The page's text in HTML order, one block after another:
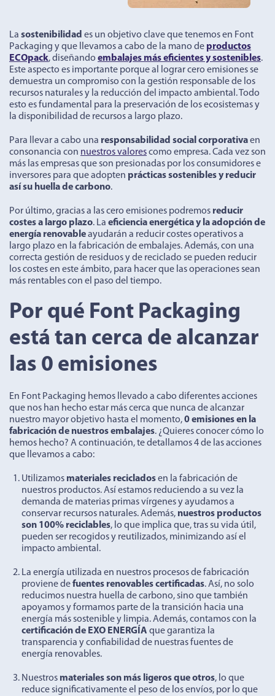
La sostenibilidad es un objetivo clave que tenemos en Font
Packaging y que llevamos a cabo de la mano de productos
ECOpack, diseñando embalajes más eficientes y sostenibles.
Este aspecto es importante porque al lograr cero emisiones se
demuestra un compromiso con la gestión responsable de los
recursos naturales y la reducción del impacto ambiental. Todo
esto es fundamental para la preservación de los ecosistemas y
la disponibilidad de recursos a largo plazo.
Para llevar a cabo una responsabilidad social corporativaen
consonancia con nuestros valorescomo empresa. Cada vez son
más las empresas que son presionadas por los consumidores e
inversores para que adopten prácticas sostenibles y reducir
así su huella de carbono.
Por último, gracias a las cero emisiones podremos reducir
costes a largo plazo. La eficiencia energética y la adopción de
energía renovableayudarán a reducir costes operativos a
largo plazo en la fabricación de embalajes. Además, con una
correcta gestión de residuos y de reciclado se pueden reducir
los costes en este ámbito, para hacer que las operaciones sean
más rentables con el paso del tiempo.
Por qué Font Packaging
está tan cerca de alcanzar
las 0 emisiones
En Font Packaging hemos llevado a cabo diferentes acciones
que nos han hecho estar más cerca que nunca de alcanzar
nuestro mayor objetivo hasta el momento,0 emisiones en la
fabricación de nuestros embalajes. ¿Quieres conocer cómo lo
hemos hecho? A continuación, te detallamos 4 de las acciones
que llevamos a cabo:
Utilizamos materiales recicladosen la fabricación de
nuestros productos. Así estamos reduciendo a su vez la
demanda de materias primas vírgenes y ayudamos a
conservar recursos naturales. Además, nuestros productos
son 100% reciclables, lo que implica que, tras su vida útil,
pueden ser recogidos y reutilizados, minimizando así el
impacto ambiental.
La energía utilizada en nuestros procesos de fabricación
proviene defuentes renovables certificadas. Así, no solo
reducimos nuestra huella de carbono, sino que también
apoyamos y formamos parte de la transición hacia una
energía más sostenible y limpia. Además, contamos con la
certificación de EXO ENERGÍA que garantiza la
transparencia y confiabilidad de nuestras fuentes de
energía renovables.
Nuestros materiales son más ligeros que otros, lo que
reduce significativamente el peso de los envíos, por lo que